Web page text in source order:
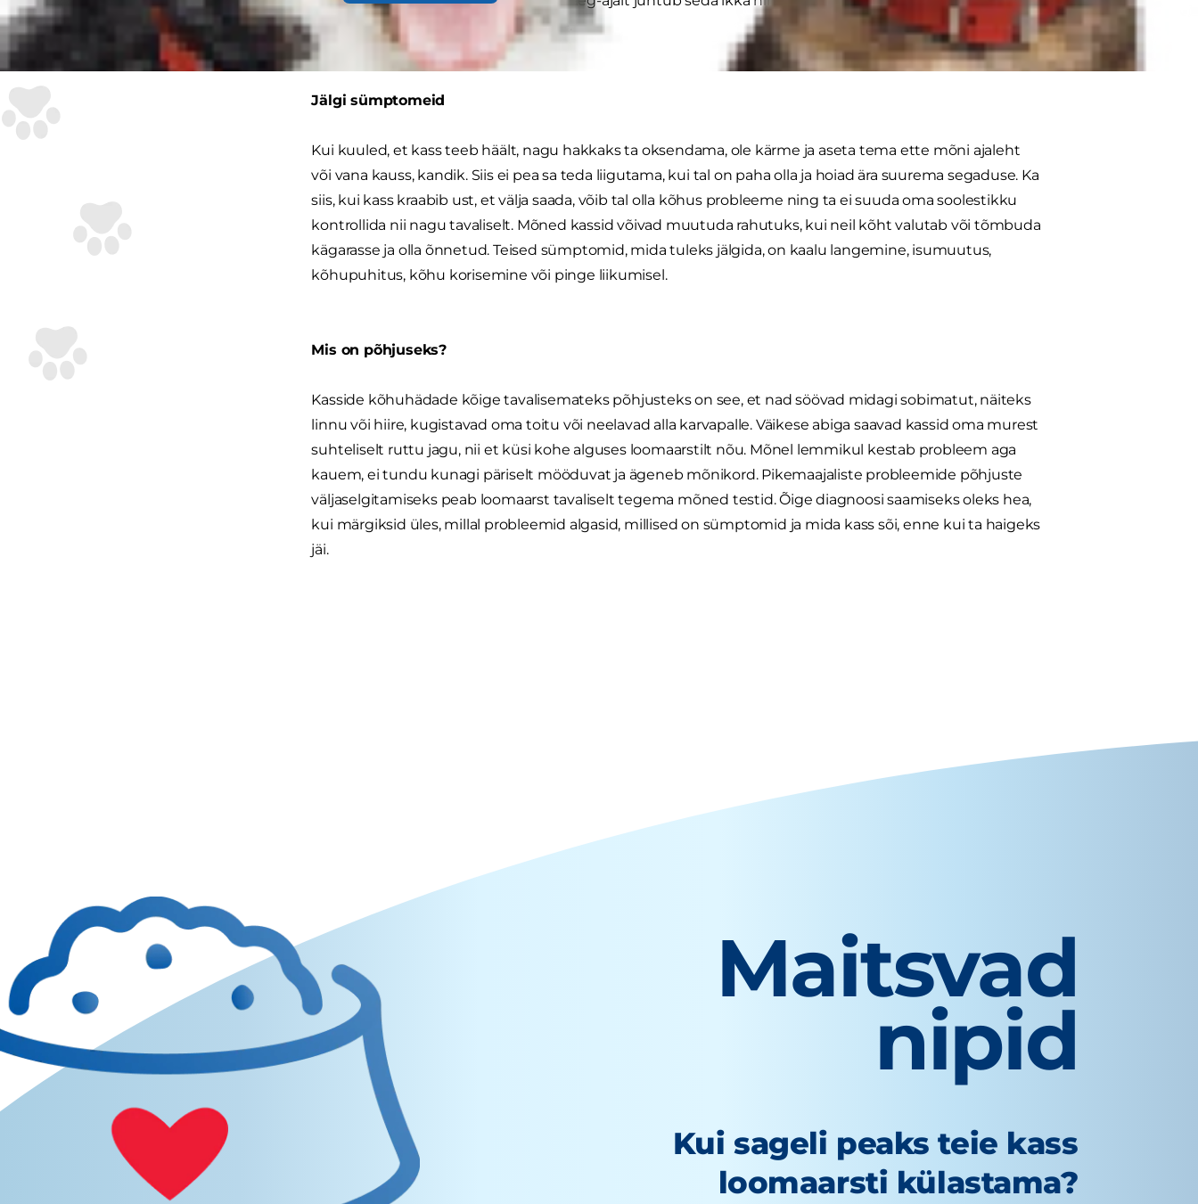
kuuluvad lemmikuga elamise juurde.
Jälgi sümptomeid
Kui kuuled, et kass teeb häält, nagu hakkaks ta oksendama, ole kärme ja aseta tema ette mõni ajaleht
või vana kauss, kandik. Siis ei pea sa teda liigutama, kui tal on paha olla ja hoiad ära suurema segaduse. Ka
siis, kui kass kraabib ust, et välja saada, võib tal olla kõhus probleeme ning ta ei suuda oma soolestikku
kontrollida nii nagu tavaliselt. Mõned kassid võivad muutuda rahutuks, kui neil kõht valutab või tõmbuda
kägarasse ja olla õnnetud. Teised sümptomid, mida tuleks jälgida, on kaalu langemine, isumuutus,
kõhupuhitus, kõhu korisemine või pinge liikumisel.
Mis on põhjuseks?
Kasside kõhuhädade kõige tavalisemateks põhjusteks on see, et nad söövad midagi sobimatut, näiteks
linnu või hiire, kugistavad oma toitu või neelavad alla karvapalle. Väikese abiga saavad kassid oma murest
suhteliselt ruttu jagu, nii et küsi kohe alguses loomaarstilt nõu. Mõnel lemmikul kestab probleem aga
kauem, ei tundu kunagi päriselt mööduvat ja ägeneb mõnikord. Pikemaajaliste probleemide põhjuste
väljaselgitamiseks peab loomaarst tavaliselt tegema mõned testid. Õige diagnoosi saamiseks oleks hea,
kui märgiksid üles, millal probleemid algasid, millised on sümptomid ja mida kass sõi, enne kui ta haigeks
jäi.
Maitsvad
nipid
Kui sageli peaks teie kass
loomaarsti külastama?